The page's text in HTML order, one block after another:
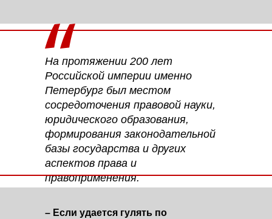
На протяжении 200 лет
Российской империи именно
Петербург был местом
сосредоточения правовой науки,
юридического образования,
формирования законодательной
базы государства и других
аспектов права и
правоприменения.
– Если удается гулять по